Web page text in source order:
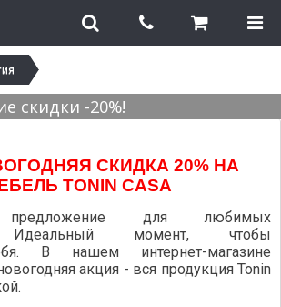
скидки -20%!
СКИДКА 20% НА
TONIN CASA
предложение для любимых
Идеальный момент, чтобы
В нашем интернет-магазине
акция - вся продукция Tonin